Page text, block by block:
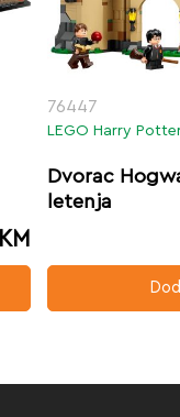
KM
76447
LEGO Harry
Dvorac
letenja